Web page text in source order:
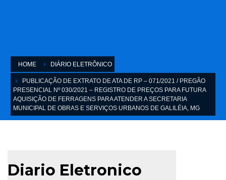
HOME DIÁRIO ELETRÔNICO
PUBLICAÇÃO DE EXTRATO DE ATA DE RP – 071/2021 / PREGÃO
PRESENCIAL Nº 030/2021 – REGISTRO DE PREÇOS PARA FUTURA
AQUISIÇÃO DE FERRAGENS PARA ATENDER A SECRETARIA
MUNICIPAL DE OBRAS E SERVIÇOS URBANOS DE GALILÉIA, MG
Diario Eletronico